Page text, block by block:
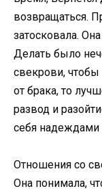
возвращаться.
затосковала.
Делать было
свекрови,
от брака, то
развод и
себя надеждами
Отношения со
Она понимала,